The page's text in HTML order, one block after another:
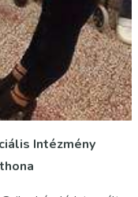
Intézmény